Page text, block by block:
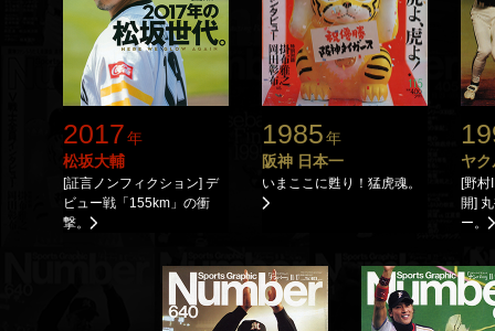
2017年
松坂大輔
[証言ノンフィクション] デ
ビュー戦「155km」の衝
撃。
1985年
阪神 日本一
いまここに甦り！猛虎魂。
ヤ
[野村
開]
ー。